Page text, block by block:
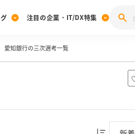
[27卒] 本選考体験記投稿キャンペーン
注目の企業・IT/DX特集
愛知銀行の三次選考一覧